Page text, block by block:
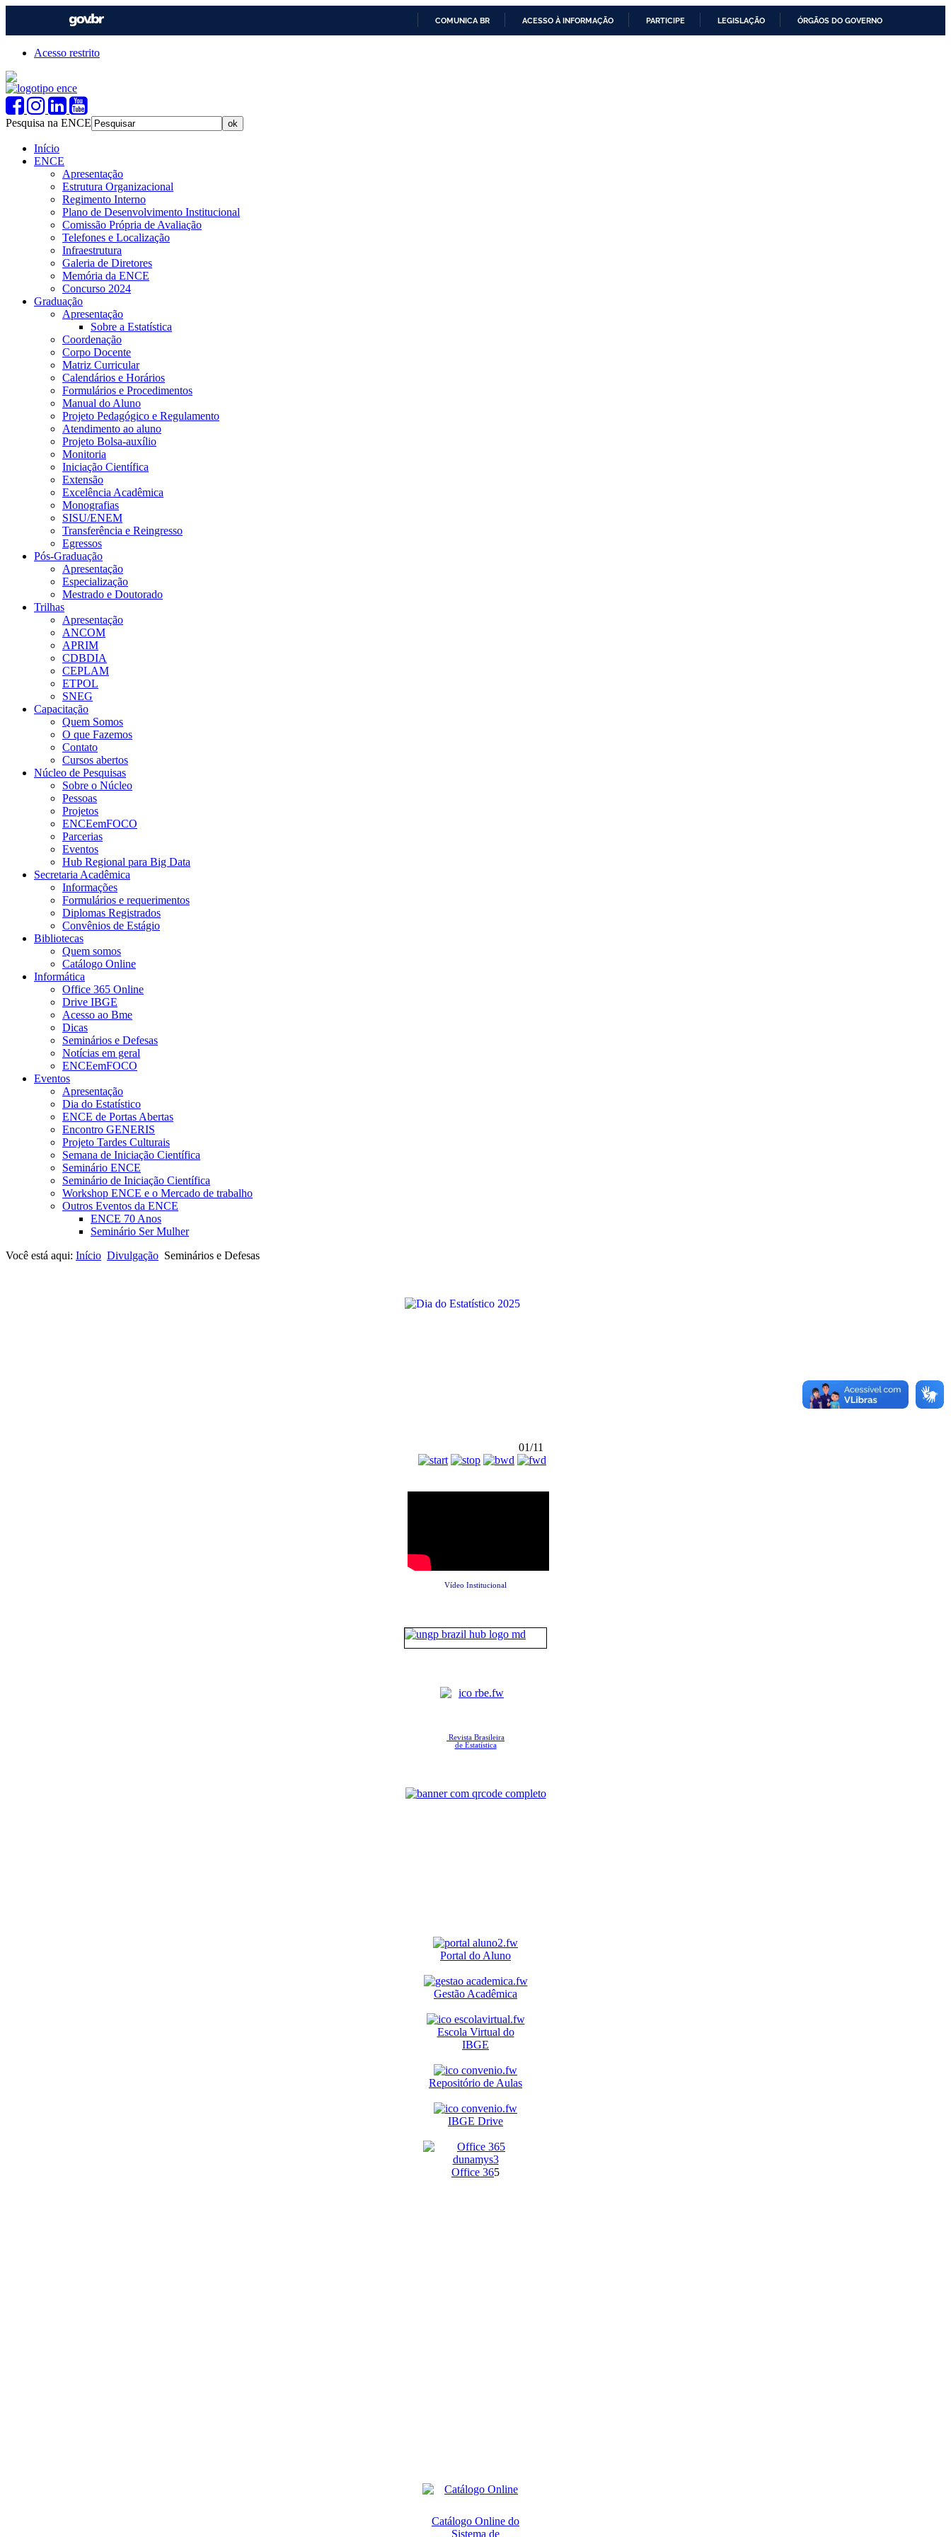
COMUNICA BR ACESSO À INFORMAÇÃO PARTICIPE LEGISLAÇÃO ÓRGÃOS DO GOVERNO
Acesso restrito
Pesquisa na ENCE
Início
ENCE
Apresentação
Estrutura Organizacional
Regimento Interno
Plano de Desenvolvimento Institucional
Comissão Própria de Avaliação
Telefones e Localização
Infraestrutura
Galeria de Diretores
Memória da ENCE
Concurso 2024
Graduação
Apresentação
Sobre a Estatística
Coordenação
Corpo Docente
Matriz Curricular
Calendários e Horários
Formulários e Procedimentos
Manual do Aluno
Projeto Pedagógico e Regulamento
Atendimento ao aluno
Projeto Bolsa-auxílio
Monitoria
Iniciação Científica
Extensão
Excelência Acadêmica
Monografias
SISU/ENEM
Transferência e Reingresso
Egressos
Pós-Graduação
Apresentação
Especialização
Mestrado e Doutorado
Trilhas
Apresentação
ANCOM
APRIM
CDBDIA
CEPLAM
ETPOL
SNEG
Capacitação
Quem Somos
O que Fazemos
Contato
Cursos abertos
Núcleo de Pesquisas
Sobre o Núcleo
Pessoas
Projetos
ENCEemFOCO
Parcerias
Eventos
Hub Regional para Big Data
Secretaria Acadêmica
Informações
Formulários e requerimentos
Diplomas Registrados
Convênios de Estágio
Bibliotecas
Quem somos
Catálogo Online
Informática
Office 365 Online
Drive IBGE
Acesso ao Bme
Dicas
Seminários e Defesas
Notícias em geral
ENCEemFOCO
Eventos
Apresentação
Dia do Estatístico
ENCE de Portas Abertas
Encontro GENERIS
Projeto Tardes Culturais
Semana de Iniciação Científica
Seminário ENCE
Seminário de Iniciação Científica
Workshop ENCE e o Mercado de trabalho
Outros Eventos da ENCE
ENCE 70 Anos
Seminário Ser Mulher
Você está aqui: Início Divulgação Seminários e Defesas
01/11
Vídeo Institucional
Revista Brasileira
de Estatística
Portal do Aluno
Gestão Acadêmica
Escola Virtual do
IBGE
Repositório de Aulas
IBGE Drive
Office 365
Catálogo Online do
Sistema de